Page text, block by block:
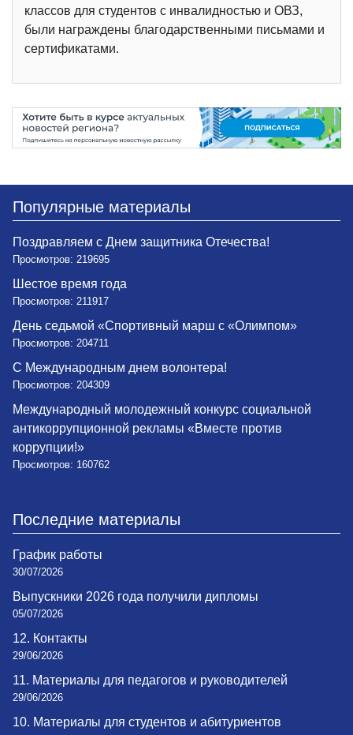
классов для студентов с инвалидностью и ОВЗ,
были награждены благодарственными письмами и
сертификатами.
Популярные материалы
Поздравляем с Днем защитника Отечества!
Просмотров: 219695
Шестое время года
Просмотров: 211917
День седьмой «Спортивный марш с «Олимпом»
Просмотров: 204711
С Международным днем волонтера!
Просмотров: 204309
Международный молодежный конкурс социальной
антикоррупционной рекламы «Вместе против
коррупции!»
Просмотров: 160762
Последние материалы
График работы
30/07/2026
Выпускники 2026 года получили дипломы
05/07/2026
12. Контакты
29/06/2026
11. Материалы для педагогов и руководителей
29/06/2026
10. Материалы для студентов и абитуриентов